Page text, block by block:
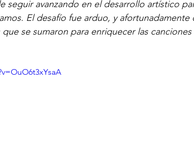
seguir avanzando en el desarrollo artístico
El desafío fue arduo, y
se sumaron para enriquecer las